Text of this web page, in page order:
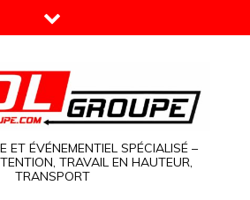
ET ÉVÉNEMENTIEL SPÉCIALISÉ –
TRAVAIL EN HAUTEUR,
TRANSPORT